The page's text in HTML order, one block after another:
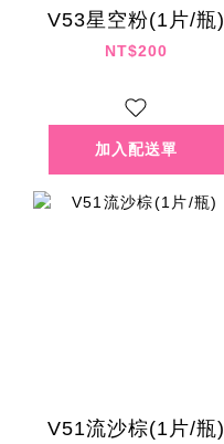
V53星空粉(1片/瓶)
NT$200
V51流沙棕(1片/瓶)